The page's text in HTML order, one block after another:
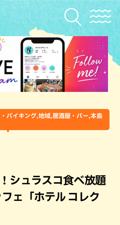
バイキング,地域,居酒屋・バー,本島
シュラスコ食べ放題
ェ「ホテル コレク